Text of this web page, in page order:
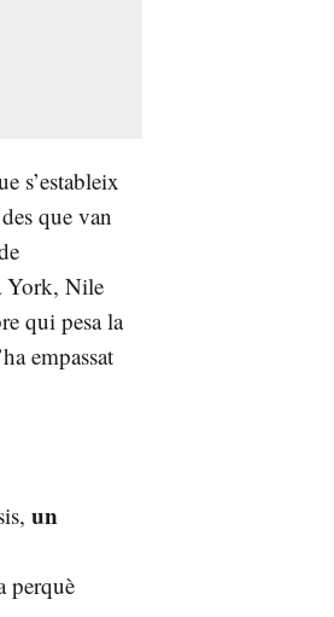
s’estableix
que van
York, Nile
qui pesa la
empassat
un
perquè